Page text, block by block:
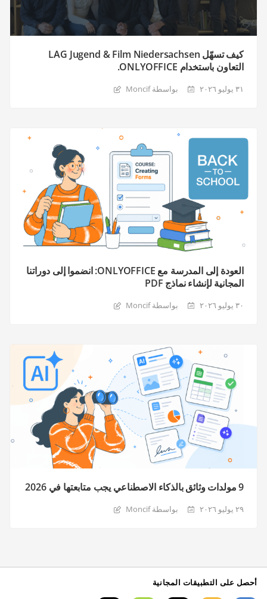
كيف تسهّل LAG Jugend & Film Niedersachsen
التعاون باستخدام ONLYOFFICE.
٣١ يوليو ٢٠٢٦ بواسطة Moncif
العودة إلى المدرسة مع ONLYOFFICE: انضموا إلى دوراتنا
المجانية لإنشاء نماذج PDF
٣٠ يوليو ٢٠٢٦ بواسطة Moncif
9 مولدات وثائق بالذكاء الاصطناعي يجب متابعتها في 2026
٢٩ يوليو ٢٠٢٦ بواسطة Moncif
أحصل على التطبيقات المجانية